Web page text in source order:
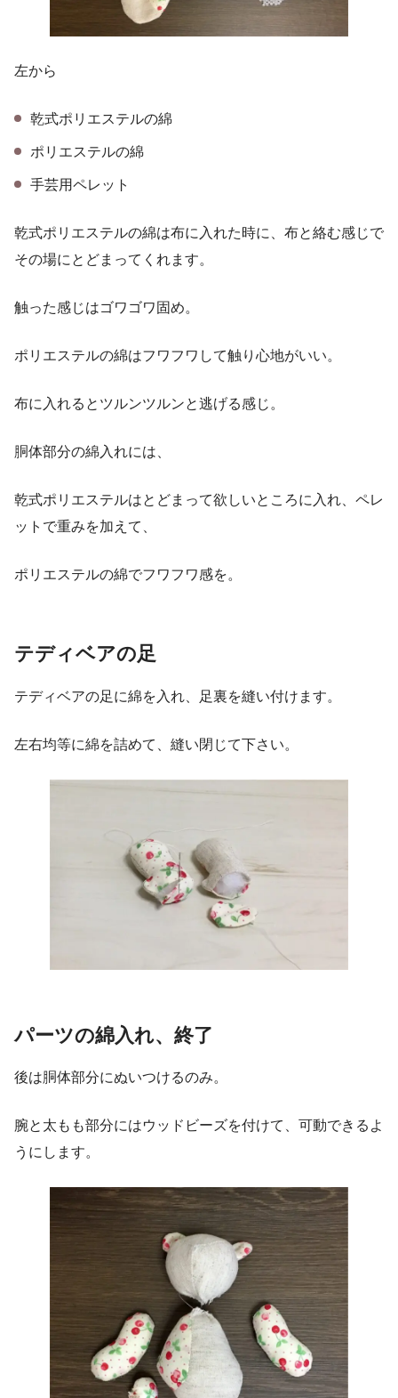
左から
乾式ポリエステルの綿
ポリエステルの綿
手芸用ペレット
乾式ポリエステルの綿は布に入れた時に、布と絡む感じで
その場にとどまってくれます。
触った感じはゴワゴワ固め。
ポリエステルの綿はフワフワして触り心地がいい。
布に入れるとツルンツルンと逃げる感じ。
胴体部分の綿入れには、
乾式ポリエステルはとどまって欲しいところに入れ、ペレ
ットで重みを加えて、
ポリエステルの綿でフワフワ感を。
テディベアの足
テディベアの足に綿を入れ、足裏を縫い付けます。
左右均等に綿を詰めて、縫い閉じて下さい。
パーツの綿入れ、終了
後は胴体部分にぬいつけるのみ。
腕と太もも部分にはウッドビーズを付けて、可動できるよ
うにします。